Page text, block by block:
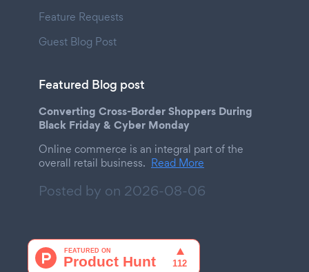
Feature Requests
Guest Blog Post
Featured Blog post
Converting Cross-Border Shoppers During
Black Friday & Cyber Monday
Online commerce is an integral part of the
overall retail business. Read More
Posted by on 2026-08-06